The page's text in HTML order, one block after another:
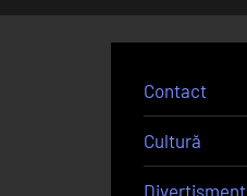
Contact
Cultură
Divertisment